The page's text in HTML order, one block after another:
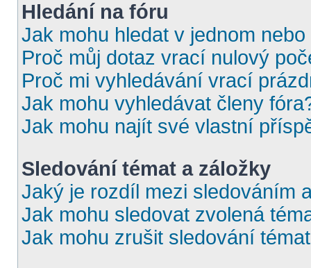
Hledání na fóru
Jak mohu hledat v jednom
Proč můj dotaz vrací nulový
Proč mi vyhledávání vrací
Jak mohu vyhledávat členy
Jak mohu najít své vlastní
Sledování témat a záložky
Jaký je rozdíl mezi sledováním
Jak mohu sledovat zvolená
Jak mohu zrušit sledování